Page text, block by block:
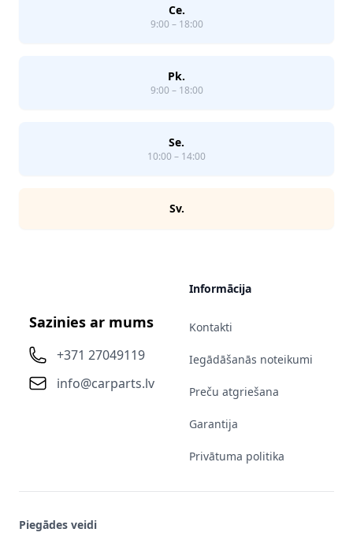
Ce.
9:00 – 18:00
Pk.
9:00 – 18:00
Se.
10:00 – 14:00
Sv.
Sazinies ar mums
+371 27049119
info@carparts.lv
Informācija
Kontakti
Iegādāšanās noteikumi
Preču atgriešana
Garantija
Privātuma politika
Piegādes veidi